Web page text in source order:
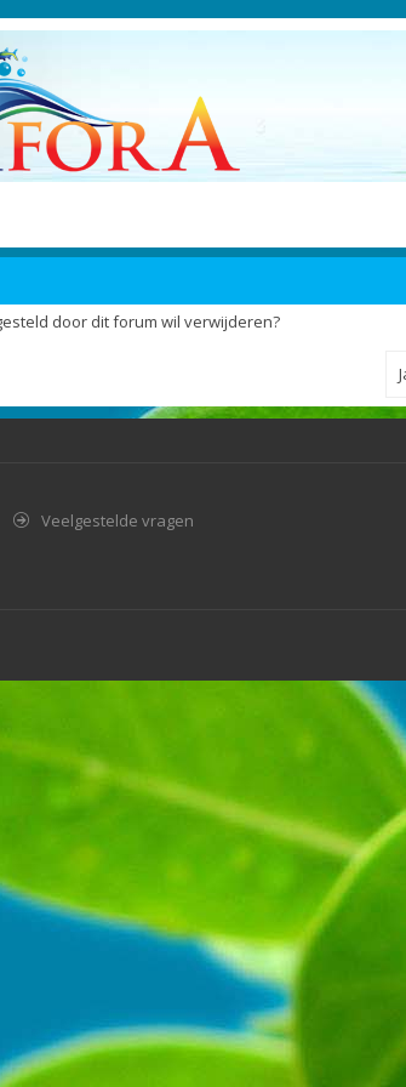
door dit forum wil verwijderen?
Veelgestelde vragen